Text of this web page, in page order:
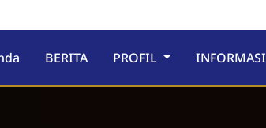
BERITA PROFIL INFORMASI